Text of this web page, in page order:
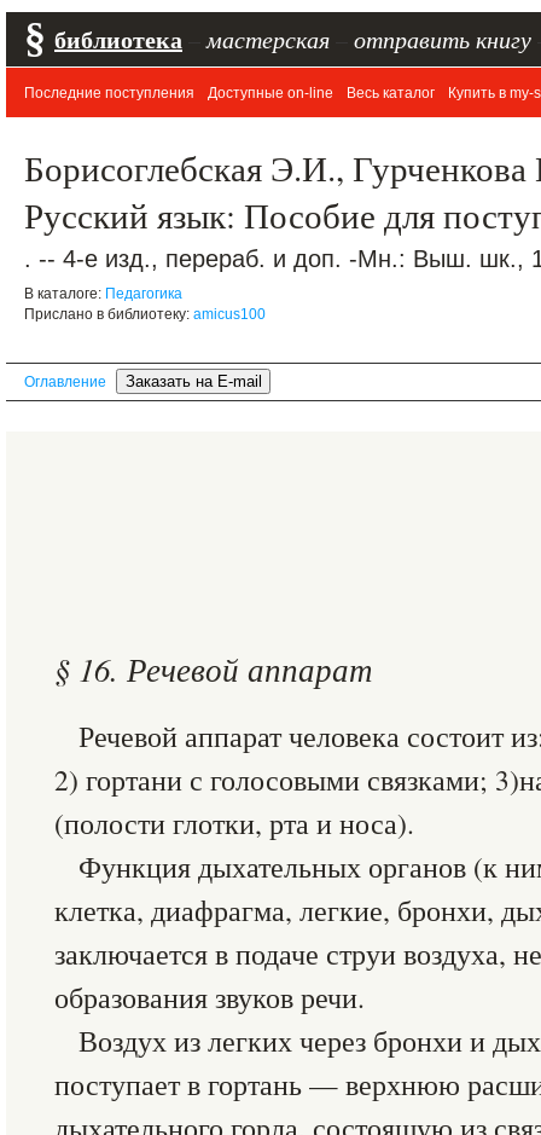
§ библиотека мастерская отправить книгу
Последние поступления Доступные on-line Весь каталог Купить в my-
Борисоглебская Э.И.,
Русский язык: Пособие для
. -- 4-е изд., перераб. и доп. -Мн.: Выш. шк.,
В каталоге: Педагогика
Прислано в библиотеку: amicus100
Оглавление
§ 16. Речевой аппарат
Речевой аппарат человека состоит
2) гортани с голосовыми связками;
(полости глотки, рта и носа).
Функция дыхательных органов (к
клетка, диафрагма, легкие, бронхи,
заключается в подаче струи воздуха,
образования звуков речи.
Воздух из легких через бронхи и
поступает в гортань — верхнюю